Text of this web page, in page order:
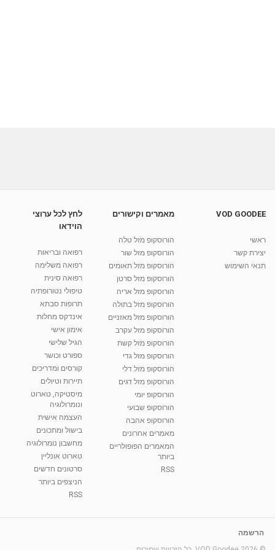
VOD GOODEE
ראשי
יצירת קשר
תנאי השימוש
מאמרים וקישורים
הורוסקופ מזל טלה
הורוסקופ מזל שור
הורוסקופ מזל תאומים
הורוסקופ מזל סרטן
הורוסקופ מזל אריה
הורוסקופ מזל בתולה
הורוסקופ מזל מאזניים
הורוסקופ מזל עקרב
הורוסקופ מזל קשת
הורוסקופ מזל גדי
הורוסקופ מזל דלי
הורוסקופ מזל דגים
הורוסקופ יומי
הורוסקופ שבועי
הורוסקופ אהבה
מאמרים אחרונים
המאמרים הפופולריים
ביותר
RSS
לחץ לכל ערוצי
הוידאו
רפואה ובריאות
רפואה משלימה
רפואה סינית
טיפולי נטורופתיה
תרופות סבתא
אינדקס מחלות
אימון אישי
הגיל שלישי
ספורט וכושר
קורסים ומדריכים
תיירות וטיולים
מיסטיקה, טארוט
ונומרולוגיה
העצמה אישית
בישול ומתכונים
מחשבון נומרולוגיה
טארוט אונליין
סרטונים חדשים
הניצפים ביותר
RSS
הרשמה